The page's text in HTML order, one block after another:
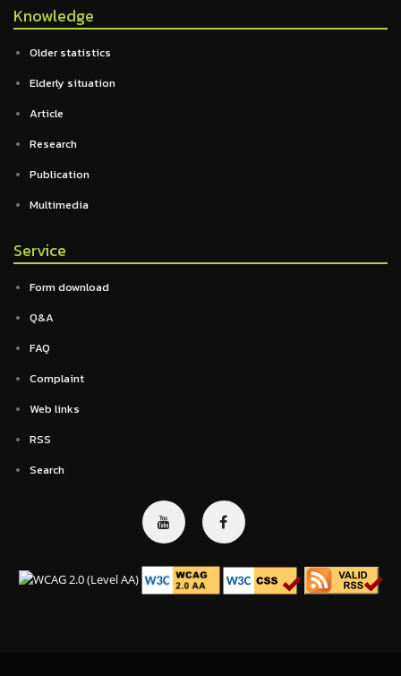
Knowledge
Older statistics
Elderly situation
Article
Research
Publication
Multimedia
Service
Form download
Q&A
FAQ
Complaint
Web links
RSS
Search